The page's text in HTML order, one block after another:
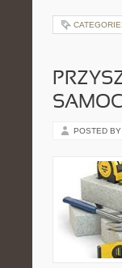
POSTED BY